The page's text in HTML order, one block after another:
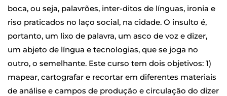
boca, ou seja, palavrões, inter-ditos de línguas, ironia e
riso praticados no laço social, na cidade. O insulto é,
portanto, um lixo de palavra, um asco de voz e dizer,
um abjeto de língua e tecnologias, que se joga no
outro, o semelhante. Este curso tem dois objetivos: 1)
mapear, cartografar e recortar em diferentes materiais
de análise e campos de produção e circulação do dizer